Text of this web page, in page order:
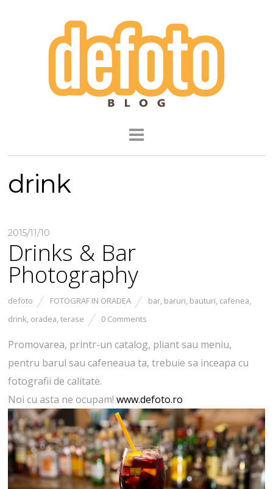
drink
2015/11/10
Drinks & Bar
Photography
defoto FOTOGRAF IN ORADEA bar, baruri, bauturi, cafenea,
drink, oradea,terase 0 Comments
Promovarea, printr-un catalog, pliant sau meniu,
pentru barul sau cafeneaua ta, trebuie sa inceapa cu
fotografii de calitate.
Noi cu asta ne ocupam!www.defoto.ro